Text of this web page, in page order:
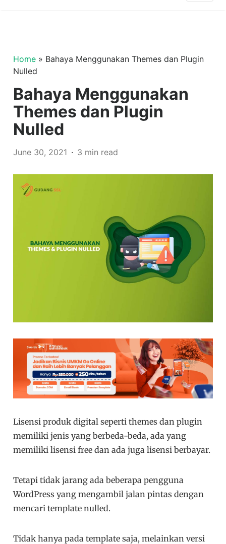
Home » Bahaya Menggunakan Themes dan Plugin
Nulled
Bahaya Menggunakan
Themes dan Plugin
Nulled
June 30, 2021 3 min read
Lisensi produk digital seperti themes dan plugin
memiliki jenis yang berbeda-beda, ada yang
memiliki lisensi free dan ada juga lisensi berbayar.
Tetapi tidak jarang ada beberapa pengguna
WordPress yang mengambil jalan pintas dengan
mencari template nulled.
Tidak hanya pada template saja, melainkan versi